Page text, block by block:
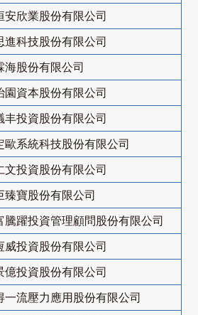
安欣業股份有限公司
進科技股份有限公司
海股份有限公司
園資本股份有限公司
丰投資股份有限公司
歐系統科技股份有限公司
文投資股份有限公司
臻寶股份有限公司
騰躍投資管理顧問股份有限公司
威投資股份有限公司
億投資股份有限公司
一流壓力應用股份有限公司